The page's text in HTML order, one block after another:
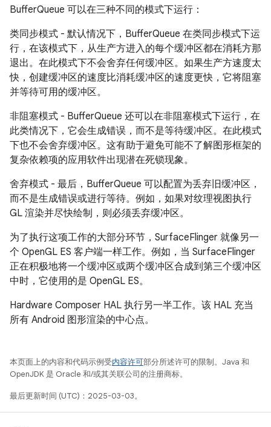
BufferQueue 可以在三种不同的模式下运行：
类同步模式 - 默认情况下，BufferQueue 在类同步模式下运
行，在该模式下，从生产方进入的每个缓冲区都在消耗方那
退出。在此模式下不会舍弃任何缓冲区。如果生产方速度太
快，创建缓冲区的速度比消耗缓冲区的速度更快，它将阻塞
并等待可用的缓冲区。
非阻塞模式 - BufferQueue 还可以在非阻塞模式下运行，在
此类情况下，它会生成错误，而不是等待缓冲区。在此模式
下也不会舍弃缓冲区。这有助于避免可能不了解图形框架的
复杂依赖项的应用软件出现潜在死锁现象。
舍弃模式 - 最后，BufferQueue 可以配置为丢弃旧缓冲区，
而不是生成错误或进行等待。例如，如果对纹理视图执行
GL 渲染并尽快绘制，则必须丢弃缓冲区。
为了执行这项工作的大部分环节，SurfaceFlinger 就像另一
个 OpenGL ES 客户端一样工作。例如，当 SurfaceFlinger
正在积极地将一个缓冲区或两个缓冲区合成到第三个缓冲区
中时，它使用的是 OpenGL ES。
Hardware Composer HAL 执行另一半工作。该 HAL 充当
所有 Android 图形渲染的中心点。
本页面上的内容和代码示例受内容许可部分所述许可的限制。Java 和
OpenJDK 是 Oracle 和/或其关联公司的注册商标。
最后更新时间 (UTC)：2025-03-03。